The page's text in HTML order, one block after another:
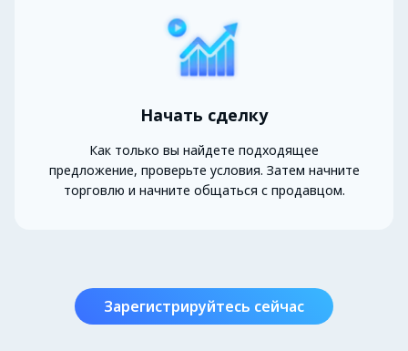
Начать сделку
Как только вы найдете подходящее
предложение, проверьте условия. Затем начните
торговлю и начните общаться с продавцом.
Зарегистрируйтесь сейчас